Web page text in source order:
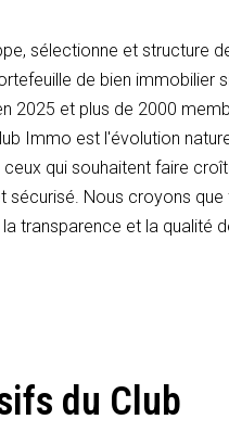
sélectionne et structure
de bien immobilier
2025 et plus de 2000
Immo est l'évolution
qui souhaitent faire
sécurisé. Nous croyons
transparence et la qualité
du Club